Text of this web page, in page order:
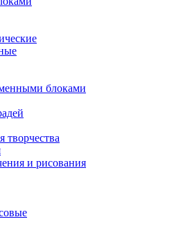
блоками
творчества
и рисования